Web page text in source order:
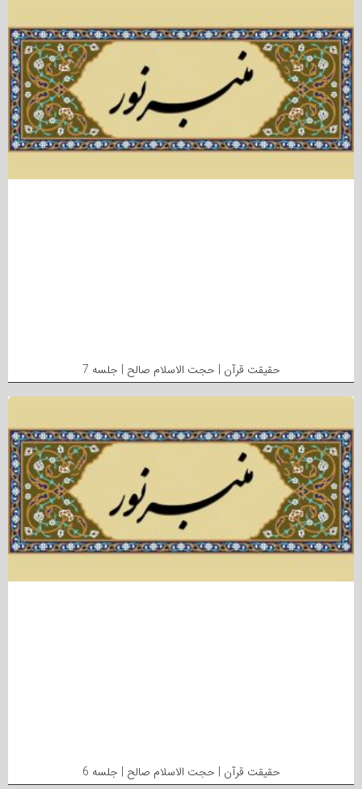
حقیقت قرآن | حجت الاسلام صالح | جلسه 7
حقیقت قرآن | حجت الاسلام صالح | جلسه 6